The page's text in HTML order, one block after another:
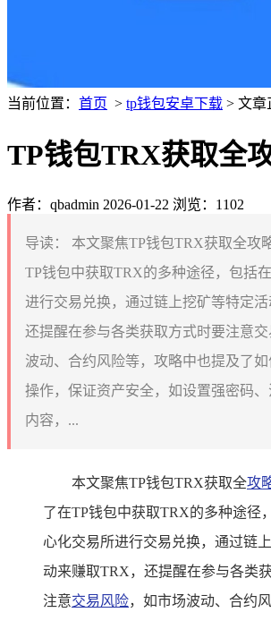
当前位置： 首页 > tp钱包安卓下载 > 文章
TP钱包TRX获取全
作者：qbadmin 2026-01-22 浏览：1102
导读：
本文聚焦TP钱包TRX获取全攻
TP钱包中获取TRX的多种途径，包括
进行交易兑换，通过链上挖矿等特定活
还提醒在参与各类获取方式时要注意
波动、合约风险等，攻略中也提及了
操作，保证资产安全，如设置强密码
内容，...
本文聚焦TP钱包TRX获取全攻
了在TP钱包中获取TRX的多种途径
心化交易所进行交易兑换，通过链
动来赚取TRX，还提醒在参与各类
注意交易风险，如市场波动、合约